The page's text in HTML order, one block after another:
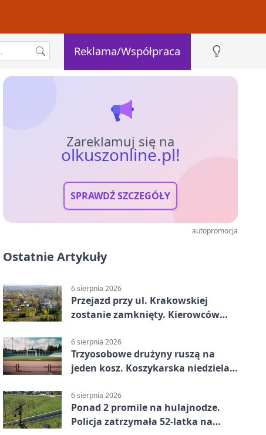
Reklama/Współpraca
Zareklamuj się na
olkuszonline.pl!
SPRAWDŹ SZCZEGÓŁY
autopromocja
Ostatnie Artykuły
6 sierpnia 2026
Przejazd przy ul. Krakowskiej
zostanie zamknięty. Kierowców
6 sierpnia 2026
Trzyosobowe drużyny ruszą na
jeden kosz. Koszykarska niedziela
6 sierpnia 2026
Ponad 2 promile na hulajnodze.
Policja zatrzymała 52-latka na